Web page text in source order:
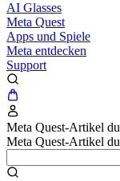
AI Glasses
Meta Quest
Apps und Spiele
Meta entdecken
Support
Meta Quest-Artikel
Meta Quest-Artikel